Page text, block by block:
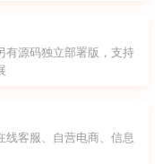
有源码独立部署版，支持
线客服、自营电商、信息